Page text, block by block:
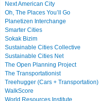
Next American City
Oh, The Places You’ll Go
Planetizen Interchange
Smarter Cities
Sokak Bizim
Sustainable Cities Collective
Sustainable Cities Net
The Open Planning Project
The Transportationist
Treehugger (Cars + Transportation)
WalkScore
World Resources Institute